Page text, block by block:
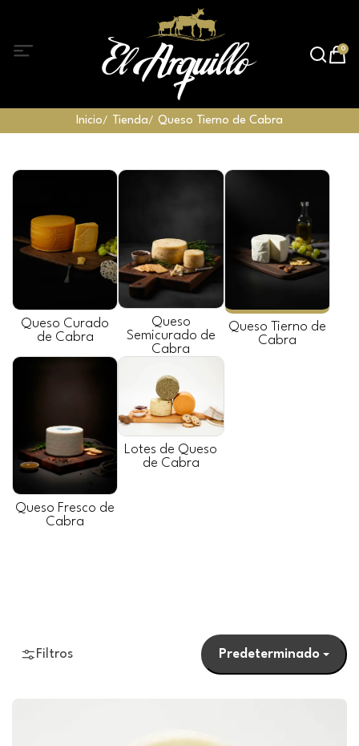
0
Inicio Tienda Queso Tierno de Cabra
Queso Curado
de Cabra
Queso
Semicurado de
Cabra
Queso Tierno de
Cabra
Queso Fresco de
Cabra
Lotes de Queso
de Cabra
Filtros Predeterminado